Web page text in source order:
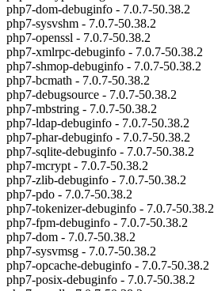
php7-dom-debuginfo - 7.0.7-50.38.2
php7-sysvshm - 7.0.7-50.38.2
php7-openssl - 7.0.7-50.38.2
php7-xmlrpc-debuginfo - 7.0.7-50.38.2
php7-shmop-debuginfo - 7.0.7-50.38.2
php7-bcmath - 7.0.7-50.38.2
php7-debugsource - 7.0.7-50.38.2
php7-mbstring - 7.0.7-50.38.2
php7-ldap-debuginfo - 7.0.7-50.38.2
php7-phar-debuginfo - 7.0.7-50.38.2
php7-sqlite-debuginfo - 7.0.7-50.38.2
php7-mcrypt - 7.0.7-50.38.2
php7-zlib-debuginfo - 7.0.7-50.38.2
php7-pdo - 7.0.7-50.38.2
php7-tokenizer-debuginfo - 7.0.7-50.38.2
php7-fpm-debuginfo - 7.0.7-50.38.2
php7-dom - 7.0.7-50.38.2
php7-sysvmsg - 7.0.7-50.38.2
php7-opcache-debuginfo - 7.0.7-50.38.2
php7-posix-debuginfo - 7.0.7-50.38.2